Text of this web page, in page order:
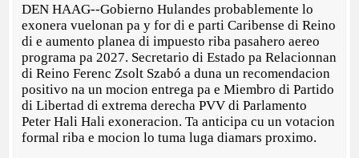
DEN HAAG--Gobierno Hulandes probablemente lo
exonera vuelonan pa y for di e parti Caribense di Reino
di e aumento planea di impuesto riba pasahero aereo
programa pa 2027. Secretario di Estado pa Relacionnan
di Reino Ferenc Zsolt Szabó a duna un recomendacion
positivo na un mocion entrega pa e Miembro di Partido
di Libertad di extrema derecha PVV di Parlamento
Peter Hali Hali exoneracion. Ta anticipa cu un votacion
formal riba e mocion lo tuma luga diamars proximo.